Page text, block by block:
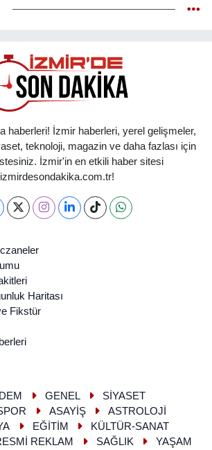
haberleri! İzmir haberleri, yerel gelişmeler,
teknoloji, magazin ve daha fazlası için
İzmir'in en etkili haber sitesi
izmirdesondakika.com.tr!
Haritası
Fikstür
GENEL
SİYASET
ASAYİŞ
ASTROLOJİ
EĞİTİM
KÜLTÜR-SANAT
REKLAM SAĞLIK
YAŞAM